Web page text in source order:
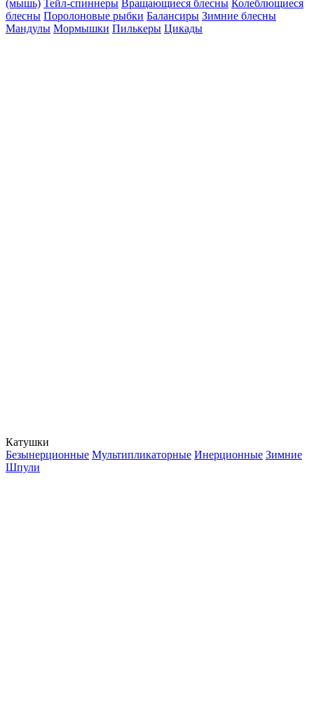
(мышь) Тейл-спиннеры Вращающиеся блесны Колеблющиеся
блесны Поролоновые рыбки Балансиры Зимние блесны
Мандулы Мормышки Пилькеры Цикады
Катушки
Безынерционные Мультипликаторные Инерционные Зимние
Шпули